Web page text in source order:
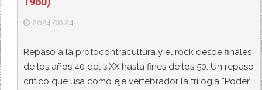
2024.08.24
Repaso a la protocontracultura y el rock desde finales
de los años 40 del s.XX hasta fines de los 50. Un repaso
critico que usa como eje vertebrador la trilogía “Poder